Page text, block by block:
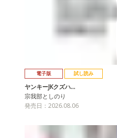
電子版 試し読み
ヤンキーJKクズハ…
宗我部としのり
発売日：2026.08.06